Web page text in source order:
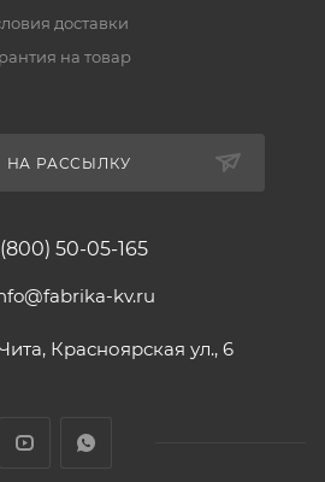
доставки
на товар
НА РАССЫЛКУ
50-05-165
kv.ru
Красноярская ул., 6